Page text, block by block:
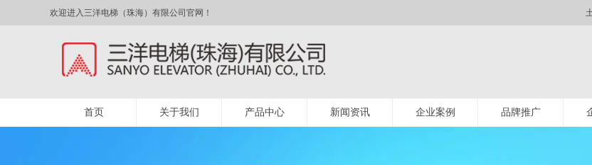
欢迎进入三洋电梯（珠海）有限公司官网！
首页 关于我们 产品中心 新闻资讯 企业案例 品牌推广